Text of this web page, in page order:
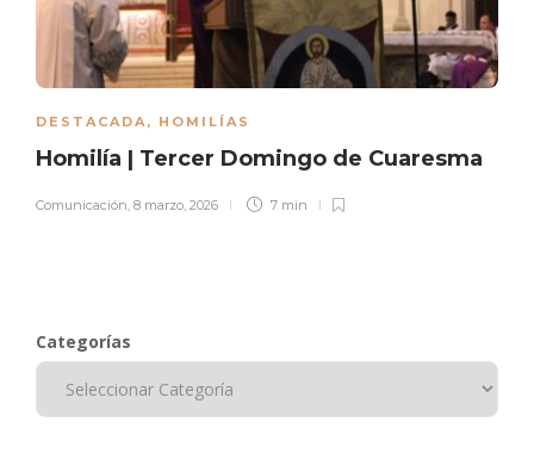
DESTACADA, HOMILÍAS
Homilía | Tercer Domingo de Cuaresma
Comunicación, 8 marzo, 2026 7 min
Categorías